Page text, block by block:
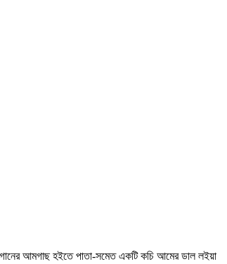
আমগাছ হইতে পাতা-সমেত একটি কচি আমের ডাল লইয়া